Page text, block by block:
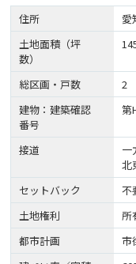
住所
愛
土地面積（坪
数）
総区画・戸数
2
建物：建築確認
番号
第
接道
一
北
セットバック
不
土地権利
所
都市計画
市